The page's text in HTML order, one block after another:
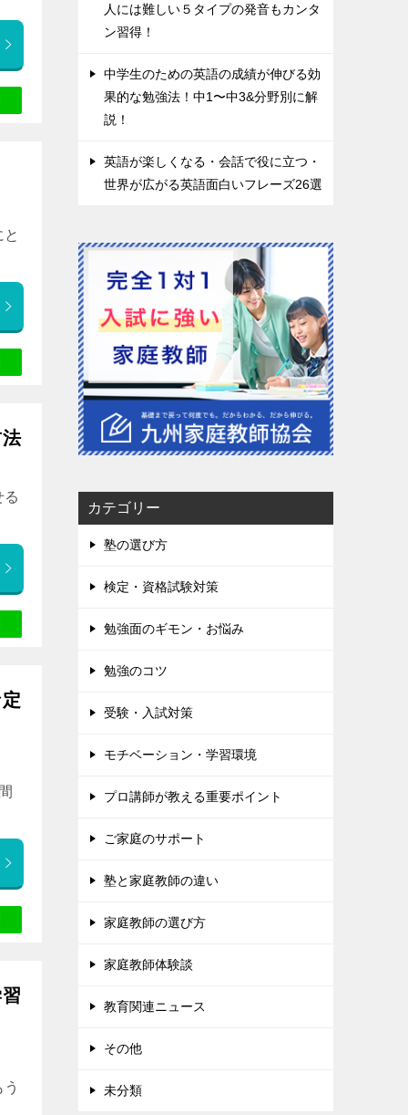
人には難しい５タイプの発音もカンタ
ン習得！
中学生のための英語の成績が伸びる効
果的な勉強法！中1〜中3&分野別に解
説！
英語が楽しくなる・会話で役に立つ・
世界が広がる英語面白いフレーズ26選
カテゴリー
塾の選び方
検定・資格試験対策
勉強面のギモン・お悩み
勉強のコツ
受験・入試対策
モチベーション・学習環境
プロ講師が教える重要ポイント
ご家庭のサポート
塾と家庭教師の違い
家庭教師の選び方
家庭教師体験談
教育関連ニュース
その他
未分類